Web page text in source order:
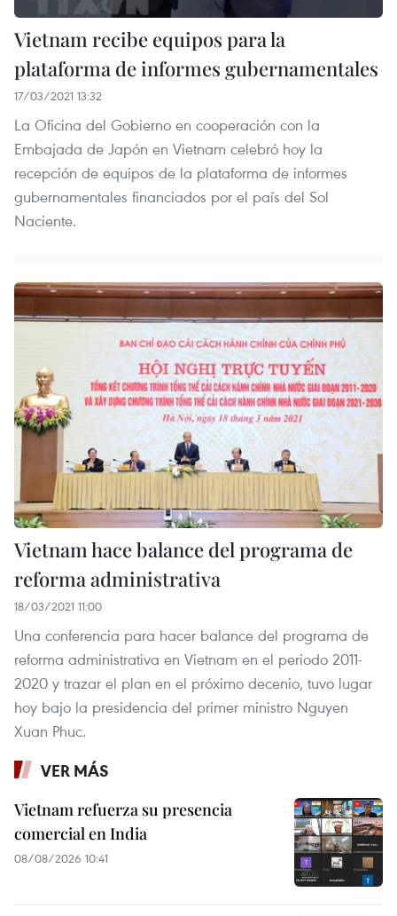
Vietnam recibe equipos para la
plataforma de informes gubernamentales
17/03/2021 13:32
La Oficina del Gobierno en cooperación con la
Embajada de Japón en Vietnam celebró hoy la
recepción de equipos de la plataforma de informes
gubernamentales financiados por el país del Sol
Naciente.
Vietnam hace balance del programa de
reforma administrativa
18/03/2021 11:00
Una conferencia para hacer balance del programa de
reforma administrativa en Vietnam en el periodo 2011-
2020 y trazar el plan en el próximo decenio, tuvo lugar
hoy bajo la presidencia del primer ministro Nguyen
Xuan Phuc.
VER MÁS
Vietnam refuerza su presencia
comercial en India
08/08/2026 10:41